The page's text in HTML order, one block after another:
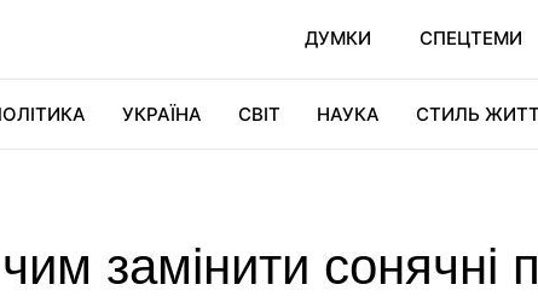
ДУМКИ СПЕЦТЕМИ
УКРАЇНА СВІТ НАУКА СТИЛЬ
замінити сонячні